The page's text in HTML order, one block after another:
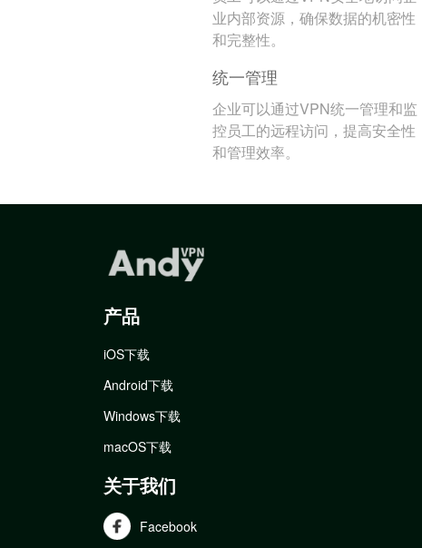
业内部资源，确保数据的机密性
和完整性。
统一管理
企业可以通过VPN统一管理和监
控员工的远程访问，提高安全性
和管理效率。
产品
iOS下载
Android下载
Windows下载
macOS下载
关于我们
Facebook